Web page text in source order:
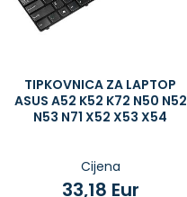
TIPKOVNICA ZA LAPTOP
ASUS A52 K52 K72 N50 N52
N53 N71 X52 X53 X54
Cijena
33,18 Eur